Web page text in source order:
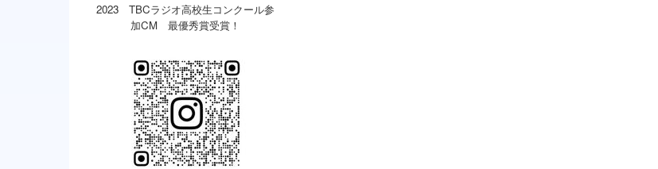
2023 TBCラジオ高校生コンクール参
加CM 最優秀賞受賞！